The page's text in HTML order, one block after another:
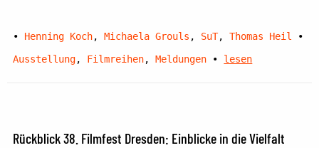
• Henning Koch,Michaela Grouls , SuT,Thomas Heil
•
Ausstellung, Filmreihen,Meldungen • lesen
Rückblick 38. Filmfest Dresden: Einblicke in die Vielfalt